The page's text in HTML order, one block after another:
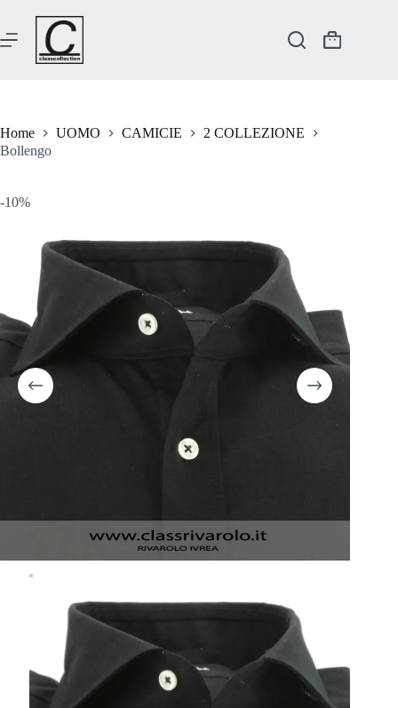
contenuto
Carrello
Home UOMO CAMICIE
2 COLLEZIONE
Bollengo
-10%